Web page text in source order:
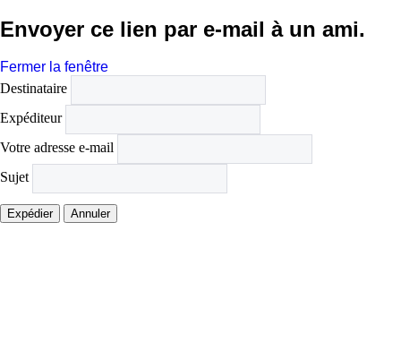
Envoyer ce lien par e-mail à un ami.
Fermer la fenêtre
Destinataire
Expéditeur
Votre adresse e-mail
Sujet
Expédier Annuler